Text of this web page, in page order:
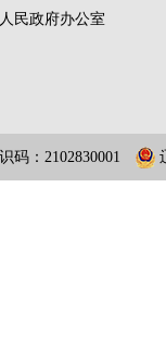
民政府办公室
码：2102830001